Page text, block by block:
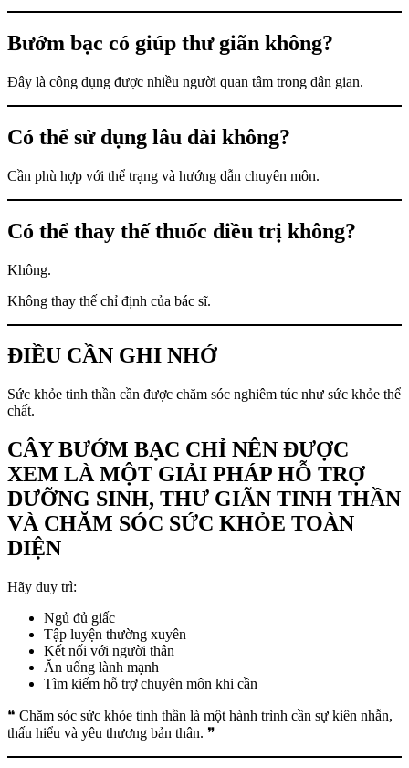
Bướm bạc có giúp thư giãn không?
Đây là công dụng được nhiều người quan tâm trong dân gian.
Có thể sử dụng lâu dài không?
Cần phù hợp với thể trạng và hướng dẫn chuyên môn.
Có thể thay thế thuốc điều trị không?
Không.
Không thay thế chỉ định của bác sĩ.
ĐIỀU CẦN GHI NHỚ
Sức khỏe tinh thần cần được chăm sóc nghiêm túc như sức khỏe thể
chất.
CÂY BƯỚM BẠC CHỈ NÊN ĐƯỢC
XEM LÀ MỘT GIẢI PHÁP HỖ TRỢ
DƯỠNG SINH, THƯ GIÃN TINH THẦN
VÀ CHĂM SÓC SỨC KHỎE TOÀN
DIỆN
Hãy duy trì:
Ngủ đủ giấc
Tập luyện thường xuyên
Kết nối với người thân
Ăn uống lành mạnh
Tìm kiếm hỗ trợ chuyên môn khi cần
❝ Chăm sóc sức khỏe tinh thần là một hành trình cần sự kiên nhẫn,
thấu hiểu và yêu thương bản thân. ❞